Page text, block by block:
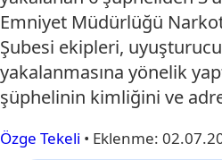
Emniyet Müdürlüğü
Şubesi ekipleri,
yakalanmasına yönelik
şüphelinin kimliğini ve
Özge Tekeli • Eklenme: